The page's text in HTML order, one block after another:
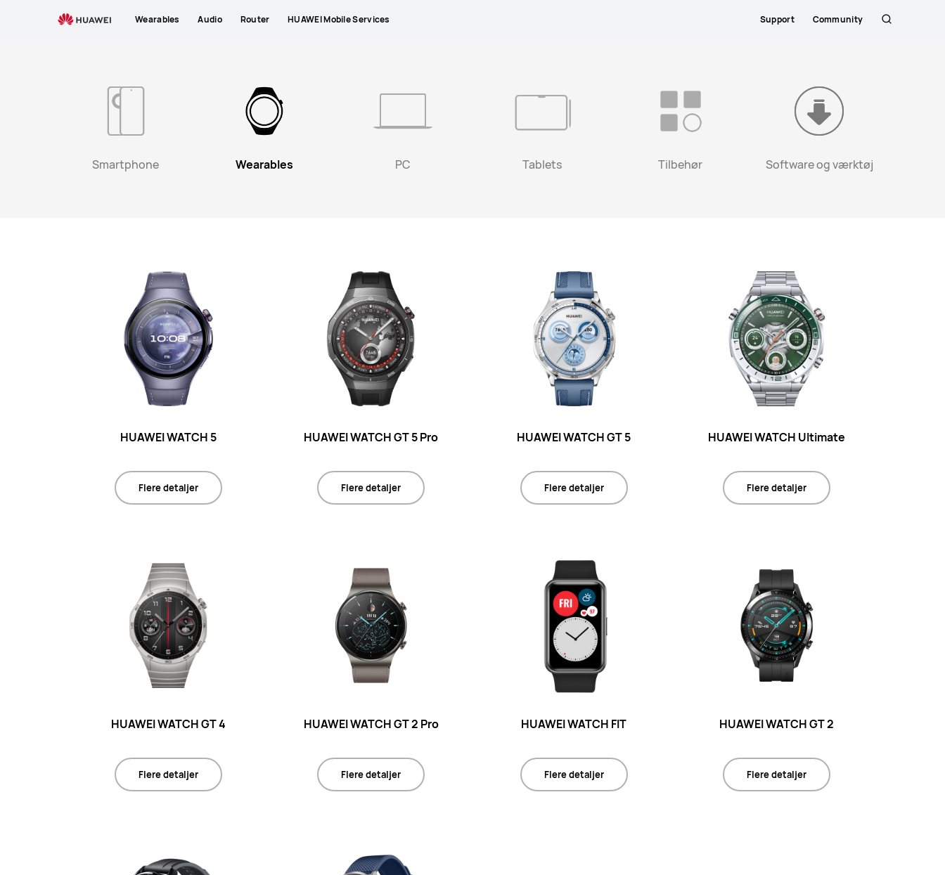
Wearables Audio Router HUAWEI Mobile Services Support Community
Smartphone Wearables PC Tablets Tilbehør Software og værktøj
HUAWEI WATCH 5
Flere detaljer
HUAWEI WATCH GT 5 Pro
Flere detaljer
HUAWEI WATCH GT 5
Flere detaljer
HUAWEI WATCH Ultimate
Flere detaljer
HUAWEI WATCH GT 4
Flere detaljer
HUAWEI WATCH GT 2 Pro
Flere detaljer
HUAWEI WATCH FIT
Flere detaljer
HUAWEI WATCH GT 2
Flere detaljer